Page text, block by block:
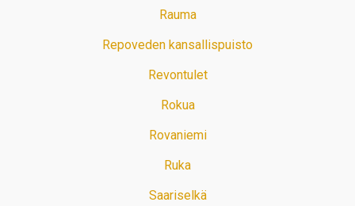
Rauma
Repoveden kansallispuisto
Revontulet
Rokua
Rovaniemi
Ruka
Saariselkä